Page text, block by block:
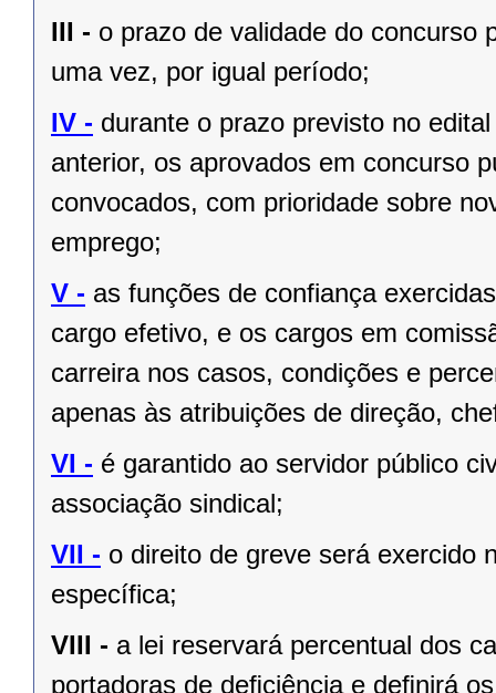
III - o prazo de validade do concurso
uma vez, por igual período;
IV - durante o prazo previsto no
anterior, os aprovados em concurso
convocados, com prioridade sobre
emprego;
V - as funções de confiança
cargo efetivo, e os cargos em
carreira nos casos, condições e
apenas às atribuições de direção,
VI - é garantido ao servidor público
associação sindical;
VII - o direito de greve será exercido
específica;
VIII - a lei reservará percentual dos
portadoras de deﬁciência e deﬁnirá